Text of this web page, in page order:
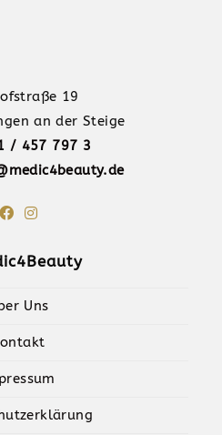
19
an der Steige
/ 457 797 3
Uns